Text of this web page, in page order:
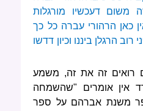
משום דעכשיו מורגלות
כאן הרהורי עברה כל כך
הרגלן ביננו וכיון דדשו
רואים זה את זה, משמע
אין אומרים "שהשמחה
משנת אברהם על ספר